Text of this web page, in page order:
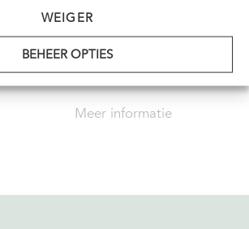
WEIGER
BEHEER OPTIESPoster | “Take the risk, or
lose the chance”
Meer informatie